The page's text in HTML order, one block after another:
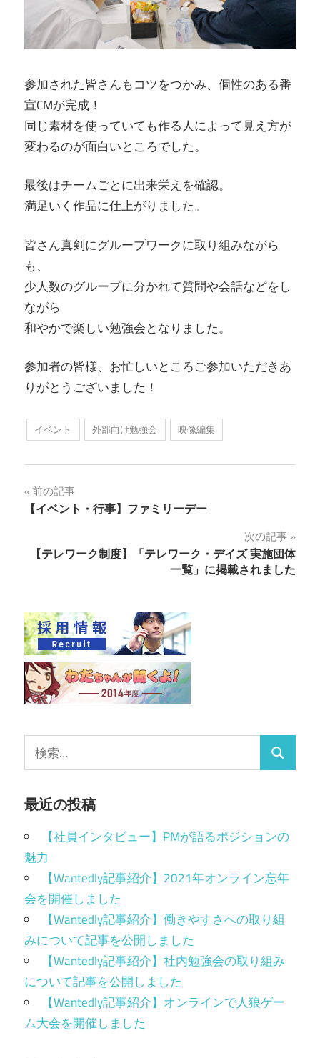
参加された皆さんもコツをつかみ、個性のある番
宣CMが完成！
同じ素材を使っていても作る人によって見え方が
変わるのが面白いところでした。
最後はチームごとに出来栄えを確認。
満足いく作品に仕上がりました。
皆さん真剣にグループワークに取り組みながら
も、
少人数のグループに分かれて質問や会話などをし
ながら
和やかで楽しい勉強会となりました。
参加者の皆様、お忙しいところご参加いただきあ
りがとうございました！
イベント 外部向け勉強会 映像編集
前の記事
【イベント・行事】ファミリーデー
次の記事
【テレワーク制度】「テレワーク・デイズ 実施団体
一覧」に掲載されました
最近の投稿
【社員インタビュー】PMが語るポジションの
魅力
【Wantedly記事紹介】2021年オンライン忘年
会を開催しました
【Wantedly記事紹介】働きやすさへの取り組
みについて記事を公開しました
【Wantedly記事紹介】社内勉強会の取り組み
について記事を公開しました
【Wantedly記事紹介】オンラインで人狼ゲー
ム大会を開催しました